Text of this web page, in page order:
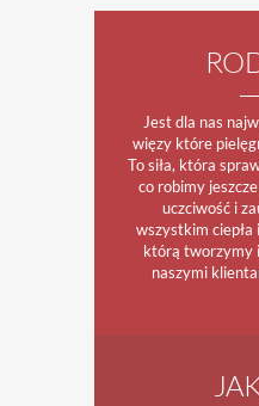
Jest dla nas
więzy które
To siła, która
co robimy
uczciwość i
wszystkim
którą tworzymy
naszymi